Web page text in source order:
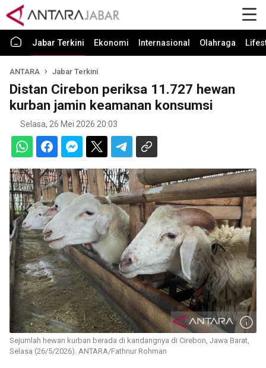
Jabar Terkini Ekonomi Internasional Olahraga
ANTARA Jabar Terkini
Distan Cirebon periksa 11.727 hewan
kurban jamin keamanan konsumsi
Selasa, 26 Mei 2026 20:03
Sejumlah hewan kurban berada di kandangnya di Cirebon, Jawa Barat,
Selasa (26/5/2026). ANTARA/Fathnur Rohman